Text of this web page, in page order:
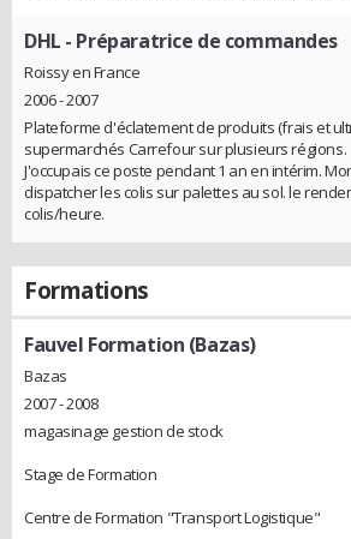
DHL - Préparatrice de commandes
Roissy en France
2006 - 2007
Plateforme d'éclatement de produits (frais et
supermarchés Carrefour sur plusieurs régions.
J'occupais ce poste pendant 1 an en intérim.
dispatcher les colis sur palettes au sol. le
colis/heure.
Formations
Fauvel Formation (Bazas)
Bazas
2007 - 2008
magasinage gestion de stock
Stage de Formation
Centre de Formation "Transport Logistique"